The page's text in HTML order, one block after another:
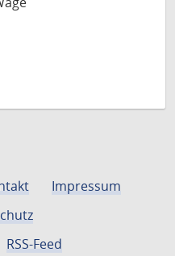
Impressum
RSS-Feed